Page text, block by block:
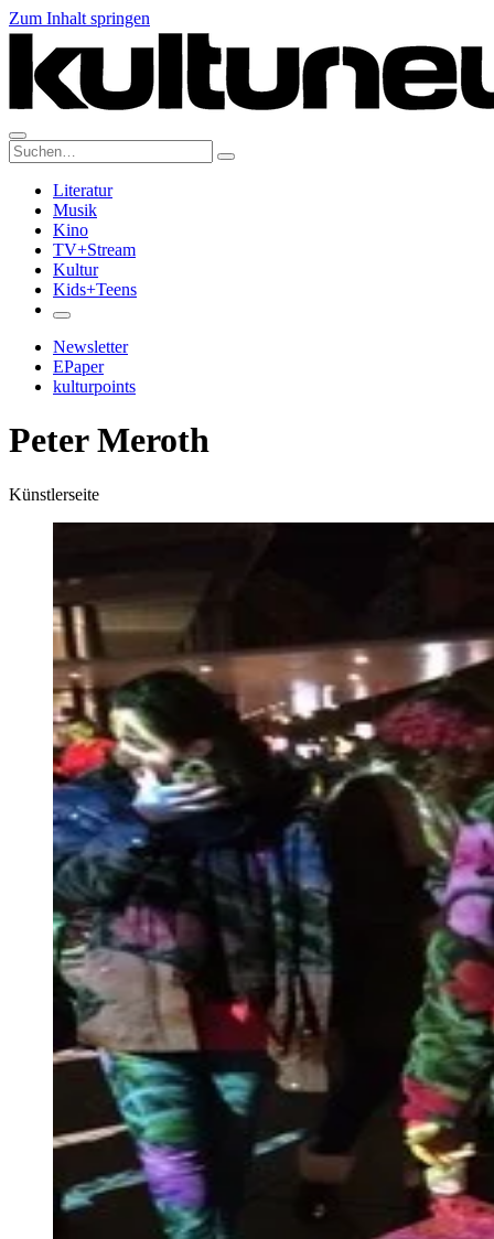
Zum Inhalt springen
Suche:
Literatur
Musik
Kino
TV+Stream
Kultur
Kids+Teens
Newsletter
EPaper
kulturpoints
Peter Meroth
Künstlerseite